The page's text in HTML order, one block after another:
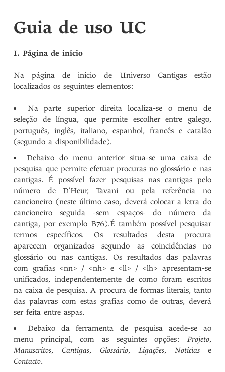
Guia de uso UC
I. Página de início
Na página de início de Universo Cantigas estão
localizados os seguintes elementos:
Na parte superior direita localiza-se o menu de
seleção de língua, que permite escolher entre galego,
português, inglês, italiano, espanhol, francês e catalão
(segundo a disponibilidade).
Debaixo do menu anterior situa-se uma caixa de
pesquisa que permite efetuar procuras no glossário e nas
cantigas. É possível fazer pesquisas nas cantigas pelo
número de D’Heur, Tavani ou pela referência no
cancioneiro (neste último caso, deverá colocar a letra do
cancioneiro seguida -sem espaços- do número da
cantiga, por exemplo B76).É também possível pesquisar
termos específicos. Os resultados desta procura
aparecem organizados segundo as coincidências no
glossário ou nas cantigas. Os resultados das palavras
com grafias <nn> / <nh> e <ll> / <lh> apresentam-se
unificados, independentemente de como foram escritos
na caixa de pesquisa. A procura de formas literais, tanto
das palavras com estas grafias como de outras, deverá
ser feita entre aspas.
Debaixo da ferramenta de pesquisa acede-se ao
menu principal, com as seguintes opções: Projeto,
Manuscritos,Cantigas,Glossário,Ligações, Notícias e
Contacto.